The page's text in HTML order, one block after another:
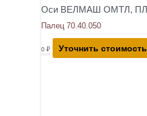
Оси ВЕЛМАШ ОМТЛ, ПЛ
Палец 70.40.050
0 ₽ Уточнить стоимость